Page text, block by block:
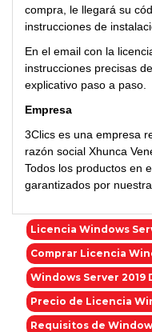
compra, le llegará su
instrucciones de
En el email con la
instrucciones precisas
explicativo paso a paso.
Empresa
3Clics es una empresa
razón social Xhunca
Todos los productos en
garantizados por
Licencia Windows
Comprar Licencia
Windows Server 2019
Precio de Licencia
Requisitos de